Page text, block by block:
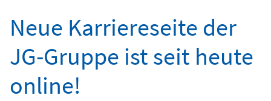
Neue Karriereseite der
JG-Gruppe ist seit heute
online!